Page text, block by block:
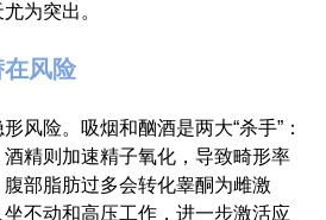
为突出。
风险
风险。吸烟和酗酒是两大“杀手”：
精则加速精子氧化，导致畸形率
腹部脂肪过多会转化睾酮为雌激
不动和高压工作，进一步激活应